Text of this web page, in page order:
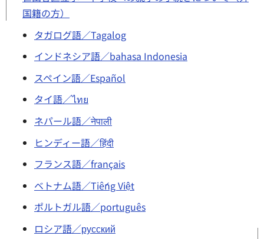
国籍の方）
タガログ語／Tagalog
インドネシア語／bahasa Indonesia
スペイン語／Español
タイ語／ไทย
ネパール語／नेपाली
ヒンディー語／हिंदी
フランス語／français
ベトナム語／Tiếng Việt
ポルトガル語／português
ロシア語／русский